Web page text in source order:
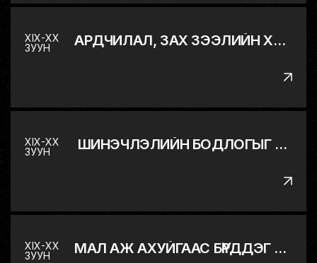
XIX-XX
ЗУУН
АРДЧИЛАЛ, ЗАХ ЗЭЭЛИЙН ХАРИЛЦААНД ШИЛЖИХ ЯВЦ
XIX-XX
ЗУУН
ШИНЭЧЛЭЛИЙН БОДЛОГЫГ ЭХЛҮҮЛЭВ
XIX-XX
ЗУУН
МАЛ АЖ АХУЙГААС БҮРДДЭГ МОНГОЛ ОРНЫ ЭДИЙН ЗАСГИЙГ ОЛОН САЛБАРТ ШИЛЖҮҮЛЭВ